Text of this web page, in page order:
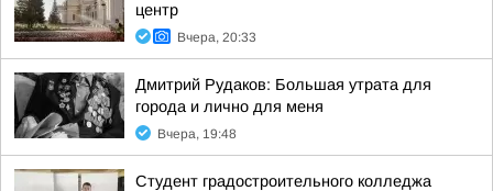
центр
Вчера, 20:33
Дмитрий Рудаков: Большая утрата для
города и лично для меня
Вчера, 19:48
Студент градостроительного колледжа